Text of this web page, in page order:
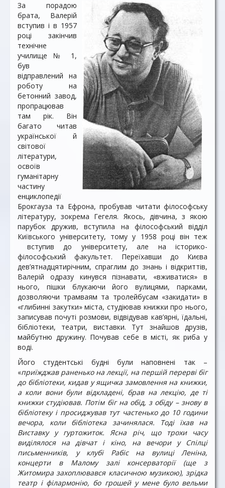
За порадою
брата, Валерій
вступив і в 1957
році закінчив
технічне
училище № 1,
був
відправлений на
роботу на
бетонний завод,
пропрацював
там рік. Він
багато читав
української й
світової
літератури,
освоїв
гуманітарну
частину
енциклопедії
Брокгауза та Ефрона, пробував читати філософську
літературу, зокрема Гегеля. Якось, дівчина, з якою
парубок дружив, вступила на філософський відділ
Київського університету, тому у 1958 році він теж
вступив до університету, але на історико-
філософський факультет. Переїхавши до Києва
дев’ятнадцятирічним, спраглим до знань і відкриттів,
Валерій одразу кинувся пізнавати, «вживатися» в
нього, пішки блукаючи його вулицями, парками,
дозволяючи трамваям та тролейбусам «закидати» в
«глибинні закутки» міста, студіював книжки про нього,
записував почуті розмови, відвідував кав’ярні, їдальні,
бібліотеки, театри, виставки. Тут знайшов друзів,
майбутню дружину. Почував себе в місті, як риба у
воді.
Його студентські будні були наповнені так –
«приїжджав раненько на лекції, на першій перерві біг
до бібліотеки, кидав у ящичка замовлення на книжки,
а коли вони були відкладені, брав на лекцію, де ті
книжки студіював. Потім біг на обід, з обіду – знову в
бібліотеку і просиджував тут частенько до 10 години
вечора, коли бібліотека зачинялася. Тоді їхав на
Виставку у гуртожиток. Ясна річ, що трохи часу
виділялося на дівчат і кіно, на вечори у Спілці
письменників, у клубі Рабіс на вулиці Леніна,
концерти в Малому залі консерваторії (ще з
Житомира захоплювався класичною музикою), зрідка
театр і філармонію, бо грошей у мене було вельми